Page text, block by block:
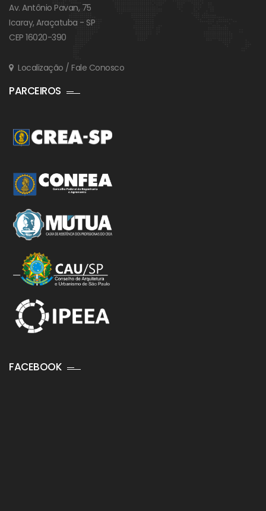
Av. Antônio Pavan, 75
Icaray, Araçatuba - SP
CEP 16020-390
Localização / Fale Conosco
PARCEIROS
FACEBOOK